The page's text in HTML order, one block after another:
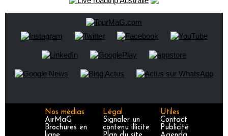
Nos médias
AirMaG
Brochures en
Légal
Signaler un
contenu illicite
Utiles
Contact
Publicité